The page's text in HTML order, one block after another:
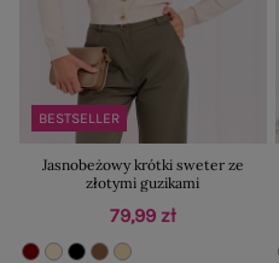
BESTSELLER
Jasnobeżowy krótki sweter ze
złotymi guzikami
79,99 zł